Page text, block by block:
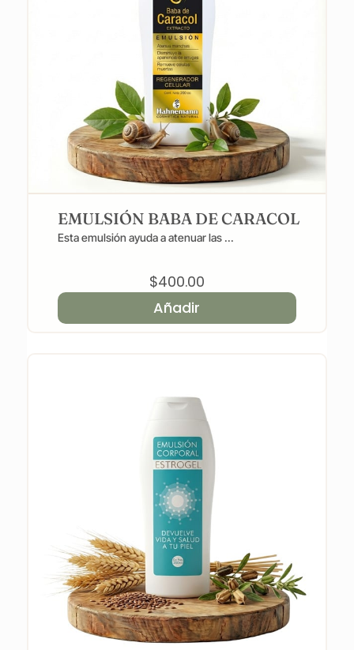
EMULSIÓN BABA DE CARACOL
Esta emulsión ayuda a atenuar las ...
$400.00
Añadir